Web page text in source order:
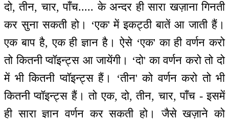
दो, तीन, चार, पाँच..... के अन्दर ही सारा खज़ाना गिनती
कर सुना सकती हो। ‘एक' में इकट्ठी बातें आ जाती हैं।
एक बाप है, एक ही ज्ञान है। ऐसे ‘एक' का ही वर्णन करो
तो कितनी प्वॉइन्ट्स आ जायेंगी। ‘दो' का वर्णन करो तो दो
में भी कितनी प्वॉइन्ट्स हैं। ‘तीन' को वर्णन करो तो भी
कितनी प्वॉइन्ट्स हैं। तो एक, दो, तीन, चार, पाँच - इसमें
ही सारा ज्ञान वर्णन कर सकती हो। जैसे खज़ाने को